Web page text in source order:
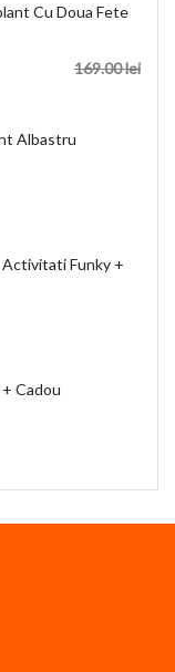
Cu Doua Fete
169.00lei
Albastru
Funky +
Cadou